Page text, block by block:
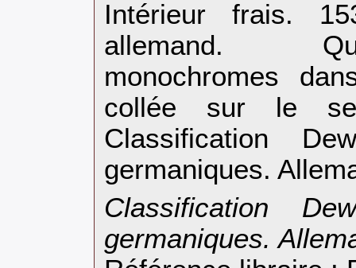
Intérieur frais.
allemand.
monochromes
collée sur le
Classification
germaniques.
‎Classification
germaniques.